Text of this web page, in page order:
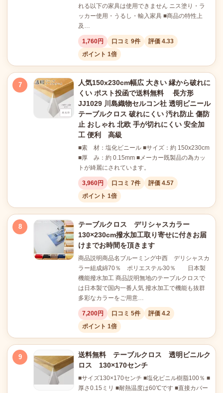
れる以下の家具は使用できません ニス塗り・ラ
ッカー使用・うるし・輸入家具 ■商品の特性上
及…
1,760円 口コミ 9件
評価 4.33
ポイント 1倍
7
人気150x230cm幅広 大きい 縁から破れに
くい ポスト投函で送料無料 長方形
JJ1029 川島織物セルコン社 透明ビニール
テーブルクロス 破れにくい 汚れ防止 傷防
止 おしゃれ 北欧 手が切れにくい 安全加
工 便利 高級
■素 材：塩化ビニール ■サイズ：約 150x230cm
■厚 み：約 0.15mm ■メーカー既製品の為カッ
トが綺麗にされています。
3,960円 口コミ 7件
評価 4.57
ポイント 1倍
8
テーブルクロス デリシャスカラー
130×230cm撥水加工取り寄せに付きお届
けまでお時間を頂きます
商品説明商品名ブルーミング中西 デリシャスカ
ラー組成綿70％ ポリエステル30％ 日本製
機能撥水加工 商品説明無地のテーブルクロスで
は日本製で国内一番人気 撥水加工で機能も抜群
多彩なカラーをご用意…
7,200円 口コミ 5件
評価 4.2
ポイント 1倍
9
送料無料 テーブルクロス 透明ビニルク
ロス 130×170センチ
■サイズ130×170センチ ■塩化ビニル樹脂100％ ■
厚さ0.15ミリ ■耐熱温度は60℃です ■直接カバー